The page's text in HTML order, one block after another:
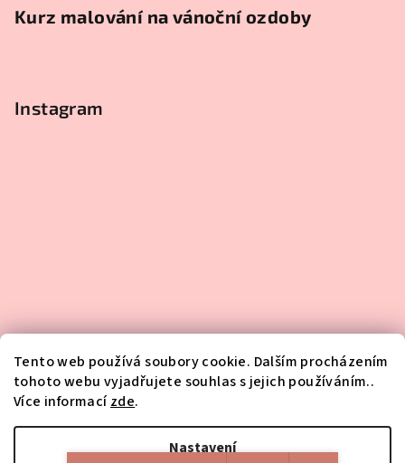
Tento web používá soubory cookie. Dalším procházením
tohoto webu vyjadřujete souhlas s jejich používáním..
Více informacízde.
Nastavení
Kurz malování na vánoční ozdoby
Instagram